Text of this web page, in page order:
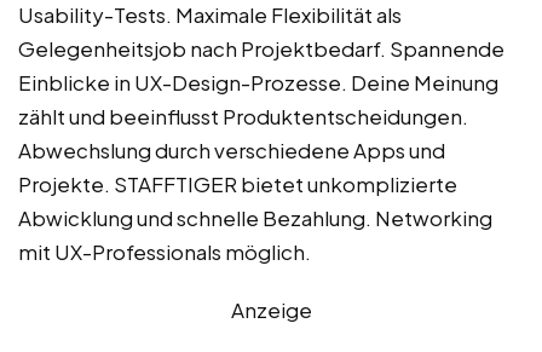
Usability-Tests. Maximale Flexibilität als
Gelegenheitsjob nach Projektbedarf. Spannende
Einblicke in UX-Design-Prozesse. Deine Meinung
zählt und beeinflusst Produktentscheidungen.
Abwechslung durch verschiedene Apps und
Projekte. STAFFTIGER bietet unkomplizierte
Abwicklung und schnelle Bezahlung. Networking
mit UX-Professionals möglich.
Anzeige